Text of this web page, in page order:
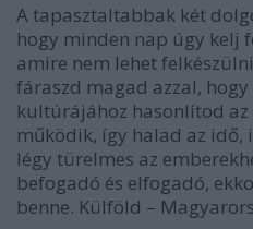
A tapasztaltabbak két
hogy minden nap úgy kelj
amire nem lehet
fáraszd magad azzal,
kultúrájához hasonlítod az
működik, így halad az idő,
légy türelmes az
befogadó és elfogadó,
benne. Külföld –